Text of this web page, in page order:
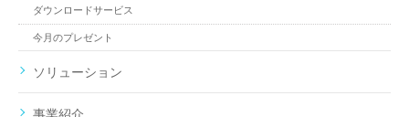
ダウンロードサービス
今月のプレゼント
ソリューション